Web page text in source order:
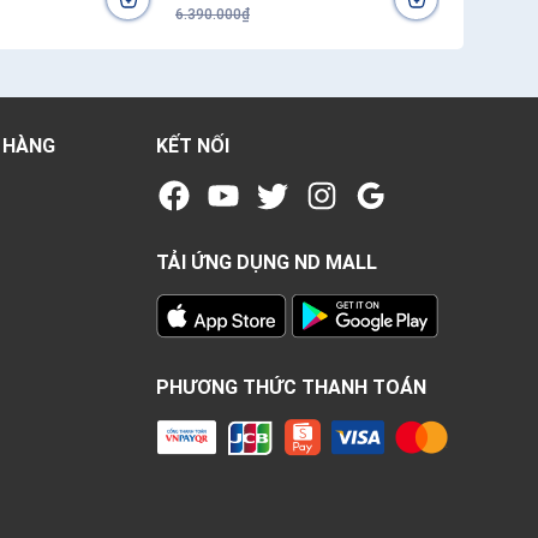
6.390.000₫
KẾT NỐI
TẢI ỨNG DỤNG ND MALL
PHƯƠNG THỨC THANH TOÁN